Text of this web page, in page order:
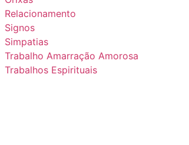
Relacionamento
Signos
Simpatias
Trabalho Amarração Amorosa
Trabalhos Espirituais